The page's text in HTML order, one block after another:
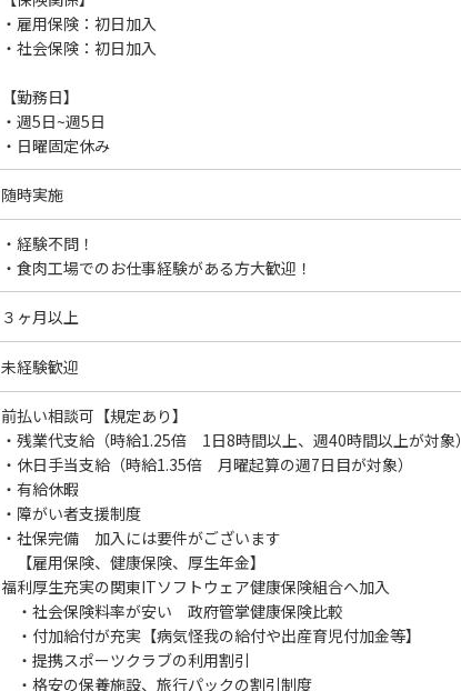
・雇用保険：初日加入
・社会保険：初日加入
【勤務日】
・週5日~週5日
・日曜固定休み
随時実施
・経験不問！
・食肉工場でのお仕事経験がある方大歓迎！
３ヶ月以上
未経験歓迎
前払い相談可【規定あり】
・残業代支給（時給1.25倍 1日8時間以上、週40時間以上が対象）
・休日手当支給（時給1.35倍 月曜起算の週7日目が対象）
・有給休暇
・障がい者支援制度
・社保完備 加入には要件がございます
【雇用保険、健康保険、厚生年金】
福利厚生充実の関東ITソフトウェア健康保険組合へ加入
・社会保険料率が安い 政府管掌健康保険比較
・付加給付が充実【病気怪我の給付や出産育児付加金等】
・提携スポーツクラブの利用割引
・格安の保養施設、旅行パックの割引制度